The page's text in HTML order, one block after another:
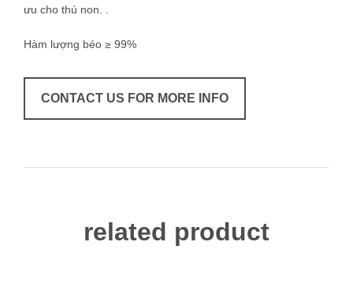
ưu cho thú non. .
Hàm lượng béo ≥ 99%
CONTACT US FOR MORE INFO
related product